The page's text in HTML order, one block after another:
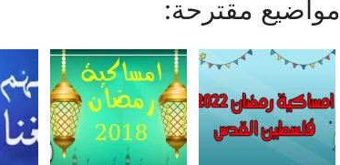
مواضيع مقترحة: